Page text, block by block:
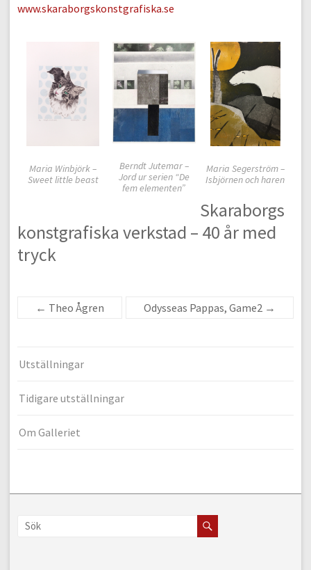
www.skaraborgskonstgrafiska.se
Maria Winbjörk –
Sweet little beast
Berndt Jutemar –
Jord ur serien “De
fem elementen”
Maria Segerström –
Isbjörnen och haren
Skaraborgs
konstgrafiska verkstad – 40 år med
tryck
← Theo Ågren Odysseas Pappas, Game2 →
Utställningar
Tidigare utställningar
Om Galleriet